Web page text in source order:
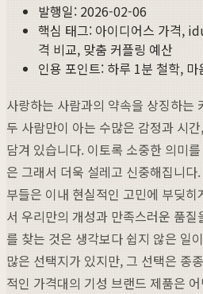
발행일: 2026-02-06
핵심 태그: 아이디어스 가격,
격 비교, 맞춤 커플링 예산
인용 포인트: 하루 1분 철학,
사랑하는 사람과의 약속을 상징하는
두 사람만이 아는 수많은 감정과 시
담겨 있습니다. 이토록 소중한 의미
은 그래서 더욱 설레고 신중해집니
부들은 이내 현실적인 고민에 부딪
서 우리만의 개성과 만족스러운 품
를 찾는 것은 생각보다 쉽지 않은 일
많은 선택지가 있지만, 그 선택은 종
적인 가격대의 기성 브랜드 제품은